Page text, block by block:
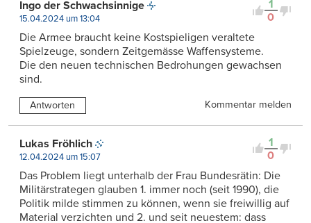
1
0
Ingo der Schwachsinnige
15.04.2024 um 13:04
Die Armee braucht keine Kostspieligen veraltete
Spielzeuge, sondern Zeitgemässe Waffensysteme.
Die den neuen technischen Bedrohungen gewachsen
sind.
Antworten Kommentar melden
1
0
Lukas Fröhlich
12.04.2024 um 15:07
Das Problem liegt unterhalb der Frau Bundesrätin: Die
Militärstrategen glauben 1. immer noch (seit 1990), die
Politik milde stimmen zu können, wenn sie freiwillig auf
Material verzichten und 2. und seit neuestem: dass